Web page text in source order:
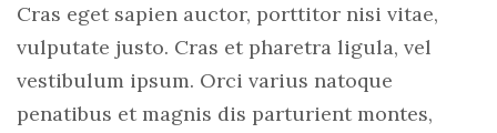
Cras eget sapien auctor, porttitor nisi vitae,
vulputate justo. Cras et pharetra ligula, vel
vestibulum ipsum. Orci varius natoque
penatibus et magnis dis parturient montes,